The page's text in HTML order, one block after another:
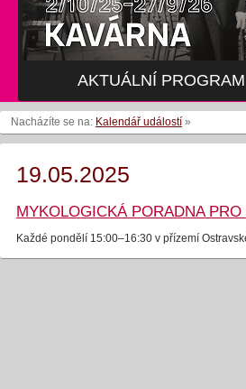
AKTUÁLNÍ PROGRAM
Nacházíte se na: Kalendář událostí »
19.05.2025
MYKOLOGICKÁ PORADNA
Každé pondělí 15:00–16:30 v přízemí